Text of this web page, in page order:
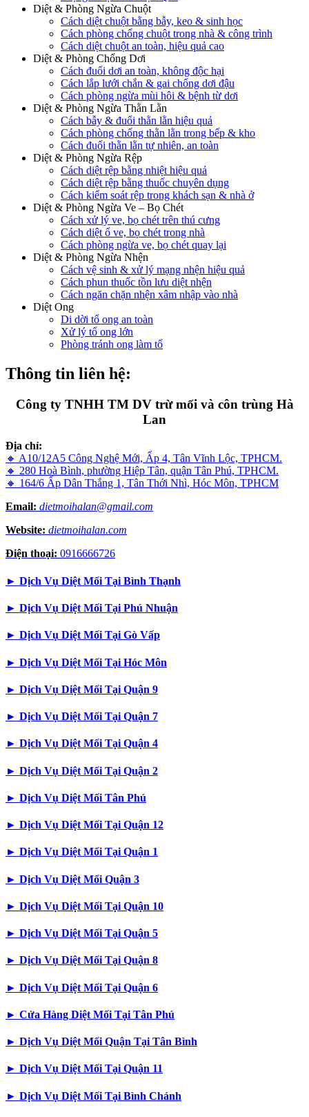
Diệt & Phòng Ngừa Chuột
Cách diệt chuột bằng bẫy, keo & sinh học
Cách phòng chống chuột trong nhà & công trình
Cách diệt chuột an toàn, hiệu quả cao
Diệt & Phòng Chống Dơi
Cách đuổi dơi an toàn, không độc hại
Cách lắp lưới chắn & gai chống dơi đậu
Cách phòng ngừa mùi hôi & bệnh từ dơi
Diệt & Phòng Ngừa Thằn Lằn
Cách bẫy & đuổi thằn lằn hiệu quả
Cách phòng chống thằn lằn trong bếp & kho
Cách đuổi thằn lằn tự nhiên, an toàn
Diệt & Phòng Ngừa Rệp
Cách diệt rệp bằng nhiệt hiệu quả
Cách diệt rệp bằng thuốc chuyên dụng
Cách kiểm soát rệp trong khách sạn & nhà ở
Diệt & Phòng Ngừa Ve – Bọ Chét
Cách xử lý ve, bọ chét trên thú cưng
Cách diệt ổ ve, bọ chét trong nhà
Cách phòng ngừa ve, bọ chét quay lại
Diệt & Phòng Ngừa Nhện
Cách vệ sinh & xử lý mạng nhện hiệu quả
Cách phun thuốc tồn lưu diệt nhện
Cách ngăn chặn nhện xâm nhập vào nhà
Diệt Ong
Di dời tổ ong an toàn
Xử lý tổ ong lớn
Phòng tránh ong làm tổ
Thông tin liên hệ:
Công ty TNHH TM DV trừ mối và côn trùng Hà
Lan
Địa chỉ:
🔸 A10/12A5 Công Nghệ Mới, Ấp 4, Tân Vĩnh Lộc, TPHCM.
🔸 280 Hoà Bình, phường Hiệp Tân, quận Tân Phú, TPHCM.
🔸 164/6 Ấp Dân Thắng 1, Tân Thới Nhì, Hóc Môn, TPHCM
Email: dietmoihalan@gmail.com
Website: dietmoihalan.com
Điện thoại: 0916666726
► Dịch Vụ Diệt Mối Tại Bình Thạnh
► Dịch Vụ Diệt Mối Tại Phú Nhuận
► Dịch Vụ Diệt Mối Tại Gò Vấp
► Dịch Vụ Diệt Mối Tại Hóc Môn
► Dịch Vụ Diệt Mối Tại Quận 9
► Dịch Vụ Diệt Mối Tại Quận 7
► Dịch Vụ Diệt Mối Tại Quận 4
► Dịch Vụ Diệt Mối Tại Quận 2
► Dịch Vụ Diệt Mối Tân Phú
► Dịch Vụ Diệt Mối Tại Quận 12
► Dịch Vụ Diệt Mối Tại Quận 1
► Dịch Vụ Diệt Mối Quận 3
► Dịch Vụ Diệt Mối Tại Quận 10
► Dịch Vụ Diệt Mối Tại Quận 5
► Dịch Vụ Diệt Mối Tại Quận 8
► Dịch Vụ Diệt Mối Tại Quận 6
► Cửa Hàng Diệt Mối Tại Tân Phú
► Dịch Vụ Diệt Mối Quận Tại Tân Bình
► Dịch Vụ Diệt Mối Tại Quận 11
► Dịch Vụ Diệt Mối Tại Bình Chánh